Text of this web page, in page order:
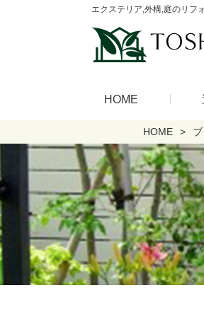
エクステリア,外構,庭のリフ
HOME
HOME